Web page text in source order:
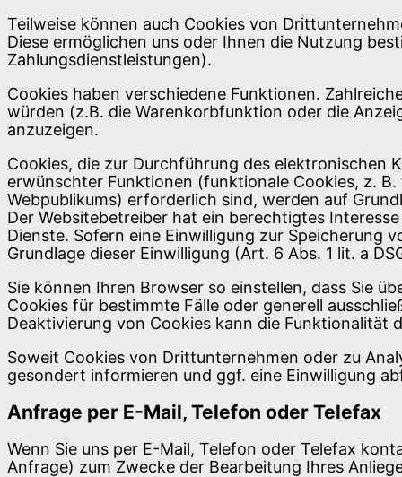
Teilweise können auch Cookies von
Diese ermöglichen uns oder Ihnen die Nutzung
Zahlungsdienstleistungen).
Cookies haben verschiedene Funktionen.
würden (z.B. die Warenkorbfunktion oder die
anzuzeigen.
Cookies, die zur Durchführung des elektronischen
erwünschter Funktionen (funktionale Cookies, z.
Webpublikums) erforderlich sind, werden auf
Der Websitebetreiber hat ein berechtigtes
Dienste. Sofern eine Einwilligung zur Speicherung
Grundlage dieser Einwilligung (Art. 6 Abs. 1 lit. a
Sie können Ihren Browser so einstellen, dass Sie
Cookies für bestimmte Fälle oder generell
Deaktivierung von Cookies kann die Funktionalität
Soweit Cookies von Drittunternehmen oder zu
gesondert informieren und ggf. eine Einwilligung
Anfrage per E-Mail, Telefon oder Telefax
Wenn Sie uns per E-Mail, Telefon oder Telefax
Anfrage) zum Zwecke der Bearbeitung Ihres